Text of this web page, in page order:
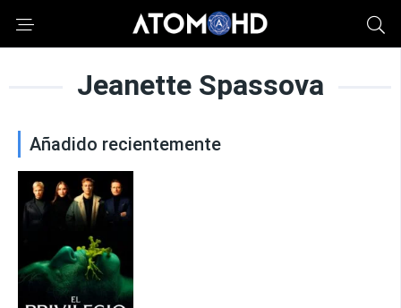
Jeanette Spassova
Añadido recientemente